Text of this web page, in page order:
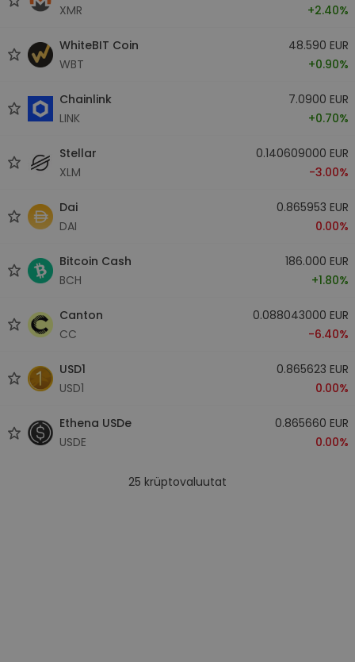
XMR
+2.40%
WhiteBIT Coin
WBT
48.590 EUR
+0.90%
Chainlink
LINK
7.0900 EUR
+0.70%
Stellar
XLM
0.140609000 EUR
-3.00%
Dai
DAI
0.865953 EUR
0.00%
Bitcoin Cash
BCH
186.000 EUR
+1.80%
Canton
CC
0.088043000 EUR
-6.40%
USD1
USD1
0.865623 EUR
0.00%
Ethena USDe
USDE
0.865660 EUR
0.00%
25 krüptovaluutat